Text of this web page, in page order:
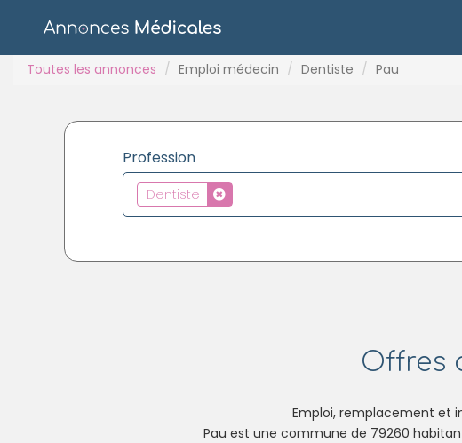
Toutes les annonces Emploi médecin Dentiste Pau
Profession
Dentiste
Offres
Emploi, remplacement et
Pau est une commune de 79260